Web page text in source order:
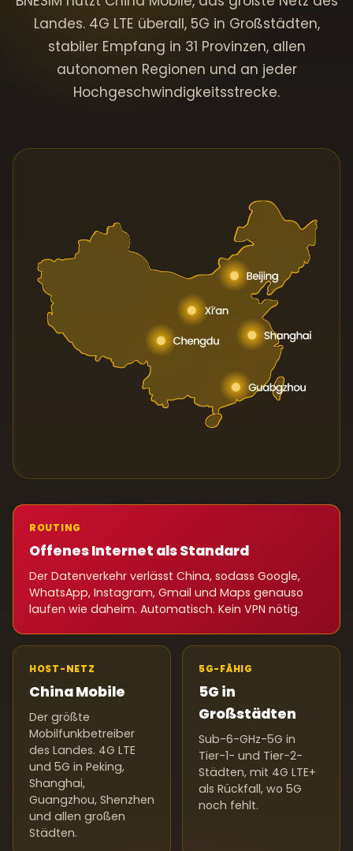
Landes. 4G LTE überall, 5G in Großstädten,
stabiler Empfang in 31 Provinzen, allen
autonomen Regionen und an jeder
Hochgeschwindigkeitsstrecke.
ROUTING
Offenes Internet als Standard
Der Datenverkehr verlässt China, sodass Google,
WhatsApp, Instagram, Gmail und Maps genauso
laufen wie daheim. Automatisch. Kein VPN nötig.
HOST-NETZ
China Mobile
Der größte
Mobilfunkbetreiber
des Landes. 4G LTE
und 5G in Peking,
Shanghai,
Guangzhou, Shenzhen
und allen großen
Städten.
5G-FÄHIG
5G in
Großstädten
Sub-6-GHz-5G in
Tier-1- und Tier-2-
Städten, mit 4G LTE+
als Rückfall, wo 5G
noch fehlt.